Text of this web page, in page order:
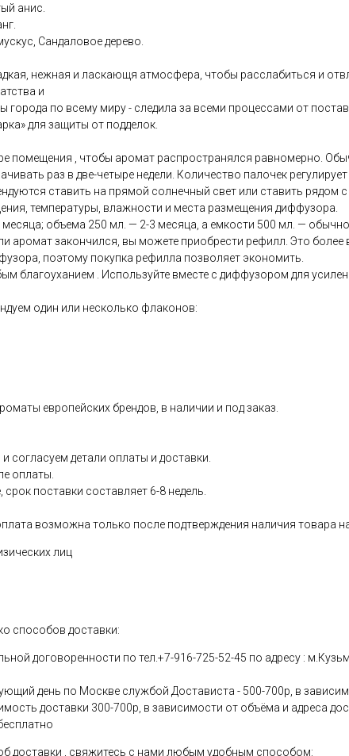
анис.
Сандаловое дерево.
нежная и ласкающя атмосфера, чтобы расслабиться и
и
города по всему миру - следила за всеми процессами от
для защиты от подделок.
помещения , чтобы аромат распространялся равномерно.
раз в две-четыре недели. Количество палочек
ставить на прямой солнечный свет или ставить рядом с
температуры, влажности и места размещения диффузора.
объема 250 мл. — 2-3 месяца, а емкости 500 мл. — обычно
закончился, вы можете приобрести рефилл. Это более
поэтому покупка рефилла позволяет экономить.
благоуханием . Используйте вместе с диффузором для
один или несколько флаконов:
европейских брендов, в наличии и под заказ.
согласуем детали оплаты и доставки.
оплаты.
поставки составляет 6-8 недель.
возможна только после подтверждения наличия товара
лиц
способов доставки:
договоренности по тел.+7-916-725-52-45 по адресу :
день по Москве службой Достависта - 500-700р, в
доставки 300-700р, в зависимости от объёма и адреса
доставки , свяжитесь с нами любым удобным способом: